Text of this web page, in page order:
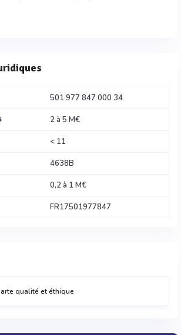
501 977 847 000 34
2 à 5 M€
< 11
4638B
0,2 à 1 M€
FR17501977847
qualité et éthique